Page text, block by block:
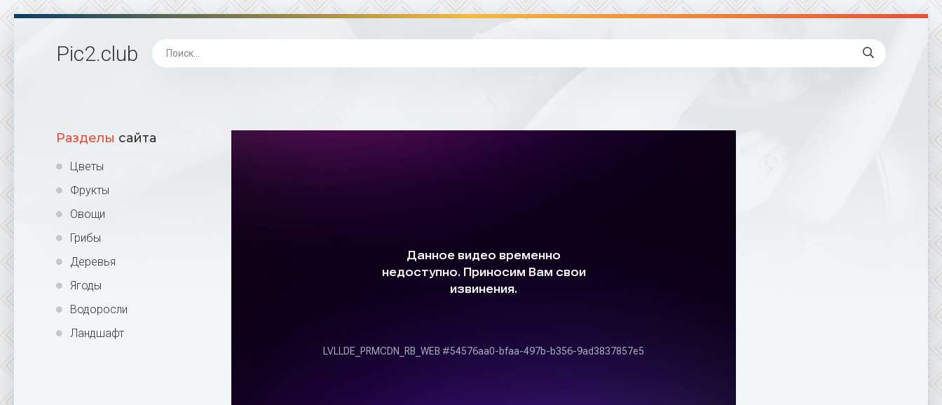
Pic2.club
Разделы сайта
Цветы
Фрукты
Овощи
Грибы
Деревья
Ягоды
Водоросли
Ландшафт